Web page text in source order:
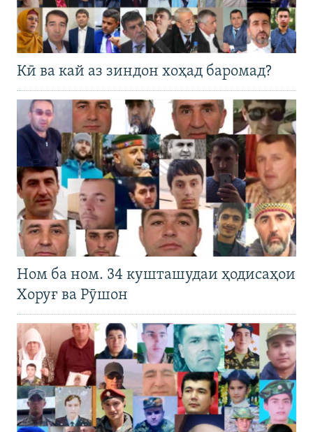
Кӣ ва кай аз зиндон хоҳад баромад?
Ном ба ном. 34 кушташудаи ҳодисаҳои
Хоруғ ва Рӯшон